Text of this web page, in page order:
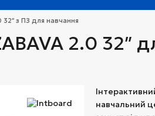
32″ з ПЗ для навчання
2.0 32″
навчальний